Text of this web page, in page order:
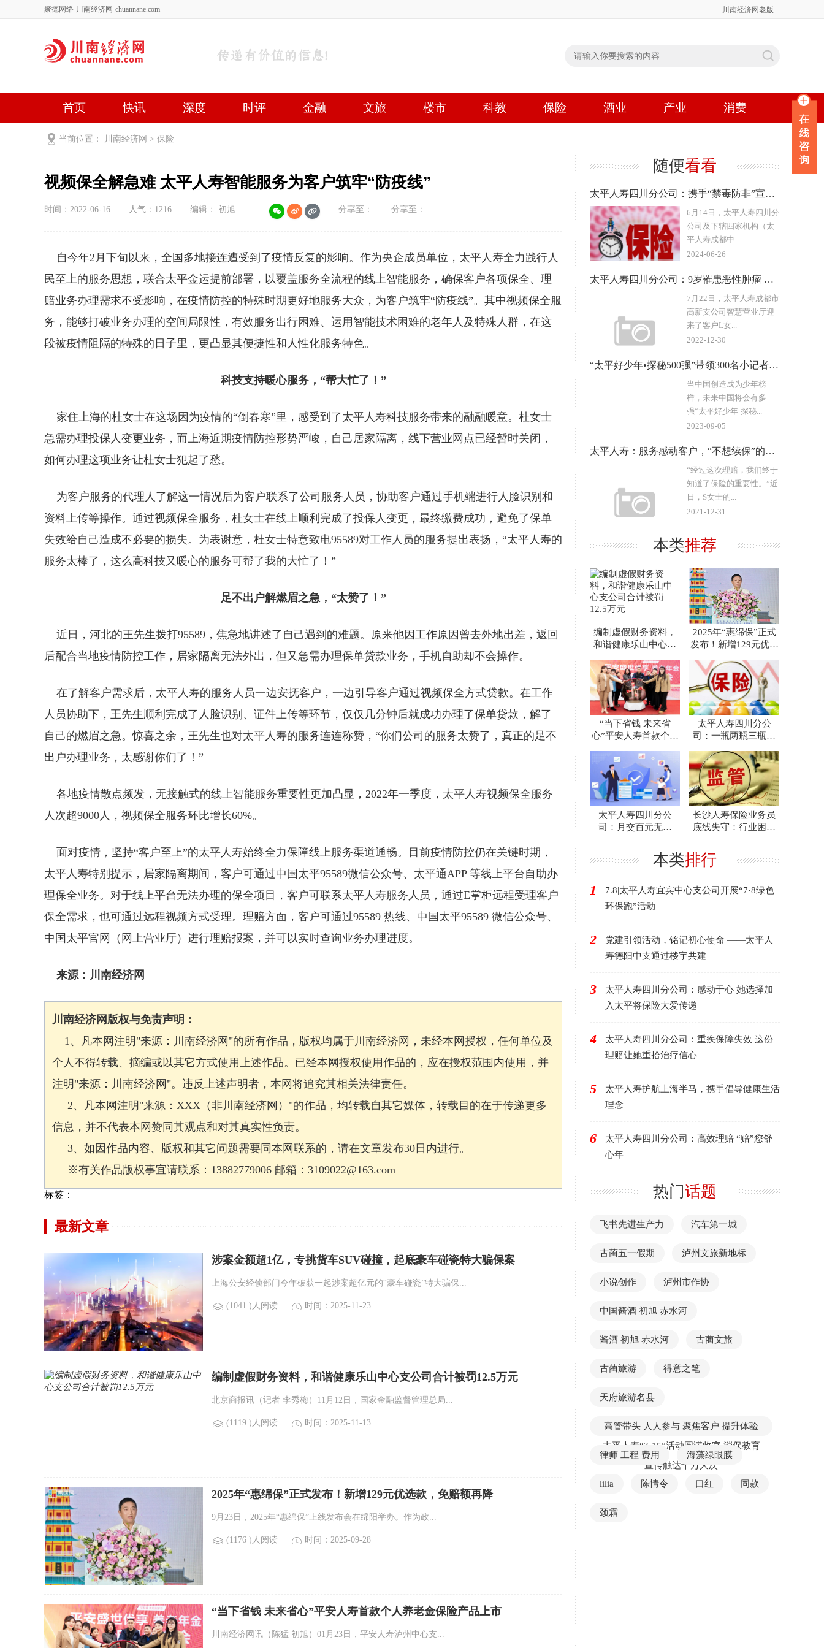
聚德网络-川南经济网-chuannane.com 川南经济网老版
首页 快讯 深度 时评 金融 文旅 楼市 科教 保险 酒业 产业 消费
健康 文艺
当前位置： 川南经济网 > 保险
视频保全解急难 太平人寿智能服务为客户筑牢“防疫线”
时间：2022-06-16 人气： 1216 编辑： 初旭 分享至： 分享至：
自今年2月下旬以来，全国多地接连遭受到了疫情反复的影响。作为央企成员单位，太平人寿全力践行人
民至上的服务思想，联合太平金运提前部署，以覆盖服务全流程的线上智能服务，确保客户各项保全、理
赔业务办理需求不受影响，在疫情防控的特殊时期更好地服务大众，为客户筑牢“防疫线”。其中视频保全服
务，能够打破业务办理的空间局限性，有效服务出行困难、运用智能技术困难的老年人及特殊人群，在这
段被疫情阻隔的特殊的日子里，更凸显其便捷性和人性化服务特色。
科技支持暖心服务，“帮大忙了！”
家住上海的杜女士在这场因为疫情的“倒春寒”里，感受到了太平人寿科技服务带来的融融暖意。杜女士
急需办理投保人变更业务，而上海近期疫情防控形势严峻，自己居家隔离，线下营业网点已经暂时关闭，
如何办理这项业务让杜女士犯起了愁。
为客户服务的代理人了解这一情况后为客户联系了公司服务人员，协助客户通过手机端进行人脸识别和
资料上传等操作。通过视频保全服务，杜女士在线上顺利完成了投保人变更，最终缴费成功，避免了保单
失效给自己造成不必要的损失。为表谢意，杜女士特意致电95589对工作人员的服务提出表扬，“太平人寿的
服务太棒了，这么高科技又暖心的服务可帮了我的大忙了！”
足不出户解燃眉之急，“太赞了！”
近日，河北的王先生拨打95589，焦急地讲述了自己遇到的难题。原来他因工作原因曾去外地出差，返回
后配合当地疫情防控工作，居家隔离无法外出，但又急需办理保单贷款业务，手机自助却不会操作。
在了解客户需求后，太平人寿的服务人员一边安抚客户，一边引导客户通过视频保全方式贷款。在工作
人员协助下，王先生顺利完成了人脸识别、证件上传等环节，仅仅几分钟后就成功办理了保单贷款，解了
自己的燃眉之急。惊喜之余，王先生也对太平人寿的服务连连称赞，“你们公司的服务太赞了，真正的足不
出户办理业务，太感谢你们了！”
各地疫情散点频发，无接触式的线上智能服务重要性更加凸显，2022年一季度，太平人寿视频保全服务
人次超9000人，视频保全服务环比增长60%。
面对疫情，坚持“客户至上”的太平人寿始终全力保障线上服务渠道通畅。目前疫情防控仍在关键时期，
太平人寿特别提示，居家隔离期间，客户可通过中国太平95589微信公众号、太平通APP 等线上平台自助办
理保全业务。对于线上平台无法办理的保全项目，客户可联系太平人寿服务人员，通过E掌柜远程受理客户
保全需求，也可通过远程视频方式受理。理赔方面，客户可通过95589 热线、中国太平95589 微信公众号、
中国太平官网（网上营业厅）进行理赔报案，并可以实时查询业务办理进度。
来源：川南经济网
川南经济网版权与免责声明：
1、凡本网注明"来源：川南经济网"的所有作品，版权均属于川南经济网，未经本网授权，任何单位及
个人不得转载、摘编或以其它方式使用上述作品。已经本网授权使用作品的，应在授权范围内使用，并
注明"来源：川南经济网"。违反上述声明者，本网将追究其相关法律责任。
2、凡本网注明"来源：XXX（非川南经济网）"的作品，均转载自其它媒体，转载目的在于传递更多
信息，并不代表本网赞同其观点和对其真实性负责。
3、如因作品内容、版权和其它问题需要同本网联系的，请在文章发布30日内进行。
※有关作品版权事宜请联系：13882779006 邮箱：3109022@163.com
标签：
最新文章
涉案金额超1亿，专挑货车SUV碰撞，起底豪车碰瓷特大骗保案
上海公安经侦部门今年破获一起涉案超亿元的“豪车碰瓷”特大骗保...
(1041 )人阅读 时间：2025-11-23
编制虚假财务资料，和谐健康乐山中心支公司合计被罚12.5万元
北京商报讯（记者 李秀梅）11月12日，国家金融监督管理总局...
(1119 )人阅读 时间：2025-11-13
2025年“惠绵保”正式发布！新增129元优选款，免赔额再降
9月23日，2025年“惠绵保”上线发布会在绵阳举办。作为政...
(1176 )人阅读 时间：2025-09-28
“当下省钱 未来省心”平安人寿首款个人养老金保险产品上市
川南经济网讯（陈猛 初旭）01月23日，平安人寿泸州中心支...
随便看看
太平人寿四川分公司：携手“禁毒防非”宣传“进校园”“进社区”
6月14日，太平人寿四川分
公司及下辖四家机构（太
平人寿成都中...
2024-06-26
太平人寿四川分公司：9岁罹患恶性肿瘤 双倍赔付让他治疗无忧
7月22日，太平人寿成都市
高新支公司智慧营业厅迎
来了客户L女...
2022-12-30
“太平好少年•探秘500强”带领300名小记者走进中国名企
当中国创造成为少年榜
样，未来中国将会有多
强“太平好少年·探秘...
2023-09-05
太平人寿：服务感动客户，“不想续保”的她选择了“全家投保”
“经过这次理赔，我们终于
知道了保险的重要性。”近
日，S女士的...
2021-12-31
本类推荐
编制虚假财务资料，
和谐健康乐山中心支
元
2025年“惠绵保”正式
发布！新增129元优选
“当下省钱 未来省
心”平安人寿首款个人
太平人寿四川分公
司：一瓶两瓶三瓶四
救下了这
太平人寿四川分公
司：月交百元无压
长沙人寿保险业务员
底线失守：行业困境
本类排行
1
7.8|太平人寿宜宾中心支公司开展“7·8绿色
环保跑”活动
2
党建引领活动，铭记初心使命 ——太平人
寿德阳中支通过楼宇共建
3
太平人寿四川分公司：感动于心 她选择加
入太平将保险大爱传递
4
太平人寿四川分公司：重疾保障失效 这份
理赔让她重拾治疗信心
5
太平人寿护航上海半马，携手倡导健康生活
理念
6
太平人寿四川分公司：高效理赔 “赔”您舒
心年
热门话题
飞书先进生产力 汽车第一城
古蔺五一假期 泸州文旅新地标
小说创作 泸州市作协
中国酱酒 初旭 赤水河
酱酒 初旭 赤水河 古蔺文旅
古蔺旅游 得意之笔
天府旅游名县
高管带头 人人参与 聚焦客户 提升体验
太平人寿“3·15”活动圆满收官 消保教育
宣传触达千万人次
律师 工程 费用 海藻绿眼膜
lilia 陈情令 口红 同款
颈霜